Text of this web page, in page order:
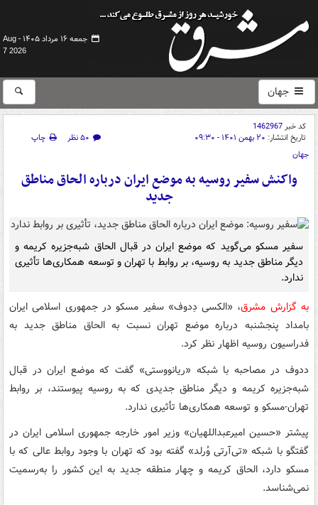
جمعه ۱۶ مرداد ۱۴۰۵ -
Aug
7 2026
جهان
کد خبر1462967
تاریخ انتشار: ۲۰ بهمن ۱۴۰۱ - ۰۹:۳۰ ۵۰ نظر
چاپ
جهان
واکنش سفیر روسیه به موضع ایران درباره الحاق مناطق
جدید
سفیر مسکو می‌گوید که موضع ایران در قبال الحاق شبه‌جزیره کریمه و
دیگر مناطق جدید به روسیه، بر روابط با تهران و توسعه همکاری‌ها تأثیری
ندارد.
به گزارش مشرق، «الکسی دِدوف» سفیر مسکو در جمهوری اسلامی ایران
بامداد پنجشنبه درباره موضع تهران نسبت به الحاق مناطق جدید به
فدراسیون روسیه اظهار نظر کرد.
ددوف در مصاحبه با شبکه «ریانووستی» گفت که موضع ایران در قبال
شبه‌جزیره کریمه و دیگر مناطق جدیدی که به روسیه پیوستند، بر روابط
تهران-مسکو و توسعه همکاری‌ها تأثیری ندارد.
پیشتر «حسین امیرعبداللهیان» وزیر امور خارجه جمهوری اسلامی ایران در
گفتگو با شبکه «تی‌آرتی وُرلد» گفته بود که تهران با وجود روابط عالی که با
مسکو دارد، الحاق کریمه و چهار منطقه جدید به این کشور را به‌رسمیت
نمی‌شناسد.